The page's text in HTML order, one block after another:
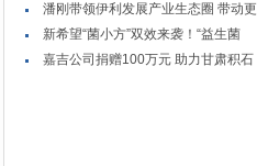
潘刚带领伊利发展产业生态圈 带动更
新希望“菌小方”双效来袭！“益生菌
嘉吉公司捐赠100万元 助力甘肃积石